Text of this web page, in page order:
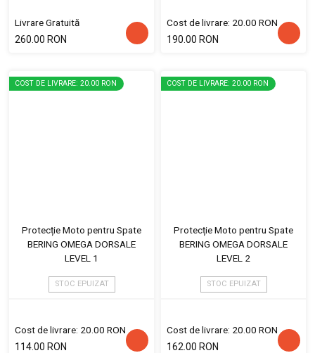
Livrare Gratuită
260.00 RON
Cost de livrare: 20.00 RON
190.00 RON
COST DE LIVRARE: 20.00 RON
Protecție Moto pentru Spate
BERING OMEGA DORSALE
LEVEL 1
STOC EPUIZAT
Cost de livrare: 20.00 RON
114.00 RON
COST DE LIVRARE: 20.00 RON
Protecție Moto pentru Spate
BERING OMEGA DORSALE
LEVEL 2
STOC EPUIZAT
Cost de livrare: 20.00 RON
162.00 RON